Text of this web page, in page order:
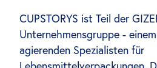
CUPSTORYS ist Teil der
Unternehmensgruppe -
agierenden Spezialisten für